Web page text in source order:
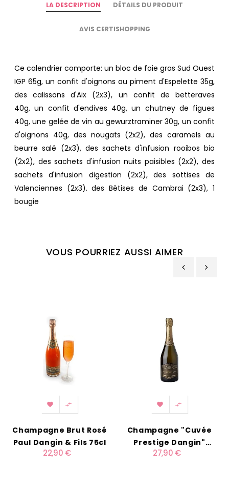
LA DESCRIPTION DÉTAILS DU PRODUIT
AVIS CERTISHOPPING
Ce calendrier comporte: un bloc de foie gras Sud Ouest
IGP 65g, un confit d'oignons au piment d'Espelette 35g,
des calissons d'Aix (2x3), un confit de betteraves
40g, un confit d'endives 40g, un chutney de figues
40g,une gelée de vin au gewurztraminer 30g, un confit
d'oignons 40g, des nougats (2x2),des caramels au
beurre salé (2x3), des sachets d'infusion rooibos bio
(2x2), des sachets d'infusion nuits paisibles (2x2),des
sachets d'infusion digestion (2x2), des sottises de
Valenciennes (2x3). des Bêtises de Cambrai (2x3), 1
bougie
VOUS POURRIEZ AUSSI AIMER
 
Champagne Brut Rosé
Paul Dangin & Fils 75cl
22,90 €
 
Champagne "Cuvée
Prestige Dangin"
Millésimé 75cl
27,90 €